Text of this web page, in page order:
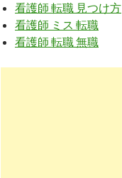
医療ワーカーの口コ
人】
看護師 転職 見つけ方
看護師 ミス 転職
看護師 転職 無職